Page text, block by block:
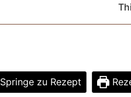
Springe zu Rezept